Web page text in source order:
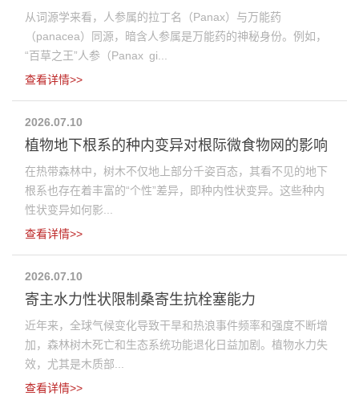
从词源学来看，人参属的拉丁名（Panax）与万能药
（panacea）同源，暗含人参属是万能药的神秘身份。例如，
“百草之王”人参（Panax gi...
查看详情>>
2026.07.10
植物地下根系的种内变异对根际微食物网的影响
在热带森林中，树木不仅地上部分千姿百态，其看不见的地下
根系也存在着丰富的“个性”差异，即种内性状变异。这些种内
性状变异如何影...
查看详情>>
2026.07.10
寄主水力性状限制桑寄生抗栓塞能力
近年来，全球气候变化导致干旱和热浪事件频率和强度不断增
加，森林树木死亡和生态系统功能退化日益加剧。植物水力失
效，尤其是木质部...
查看详情>>